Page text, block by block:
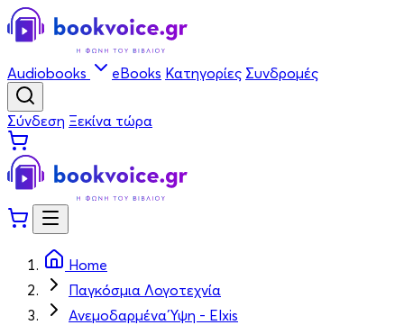
Audiobooks eBooks Κατηγορίες Συνδρομές
Σύνδεση Ξεκίνα τώρα
Home
Παγκόσμια Λογοτεχνία
Ανεμοδαρμένα Ύψη - Elxis